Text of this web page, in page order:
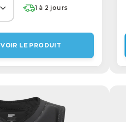
1 à 2 jours
VOIR LE PRODUIT